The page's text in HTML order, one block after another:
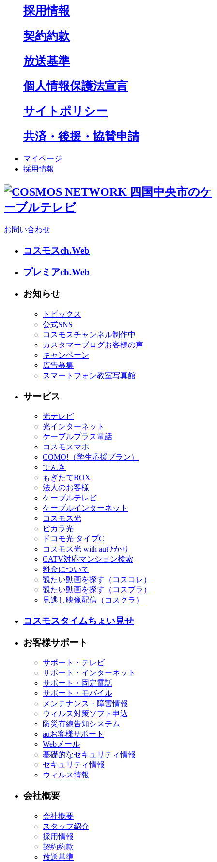
採用情報
契約約款
放送基準
個人情報保護法宣言
サイトポリシー
共済・後援・協賛申請
マイページ
採用情報
お問い合わせ
コスモスch.Web
プレミアch.Web
お知らせ
トピックス
公式SNS
コスモスチャンネル制作中
カスタマーブログお客様の声
キャンペーン
広告募集
スマートフォン教室写真館
サービス
光テレビ
光インターネット
ケーブルプラス電話
コスモスマホ
COMO!（学生応援プラン）
でんき
もぎたてBOX
法人のお客様
ケーブルテレビ
ケーブルインターネット
コスモス光
ピカラ光
ドコモ光 タイプC
コスモス光 with auひかり
CATV対応マンション検索
料金について
観たい動画を探す（コスコレ）
観たい動画を探す（コスプラ）
見逃し映像配信（コスクラ）
コスモスタイムちょい見せ
お客様サポート
サポート・テレビ
サポート・インターネット
サポート・固定電話
サポート・モバイル
メンテナンス・障害情報
ウィルス対策ソフト申込
防災有線告知システム
auお客様サポート
Webメール
基礎的なセキュリティ情報
セキュリティ情報
ウィルス情報
会社概要
会社概要
スタッフ紹介
採用情報
契約約款
放送基準